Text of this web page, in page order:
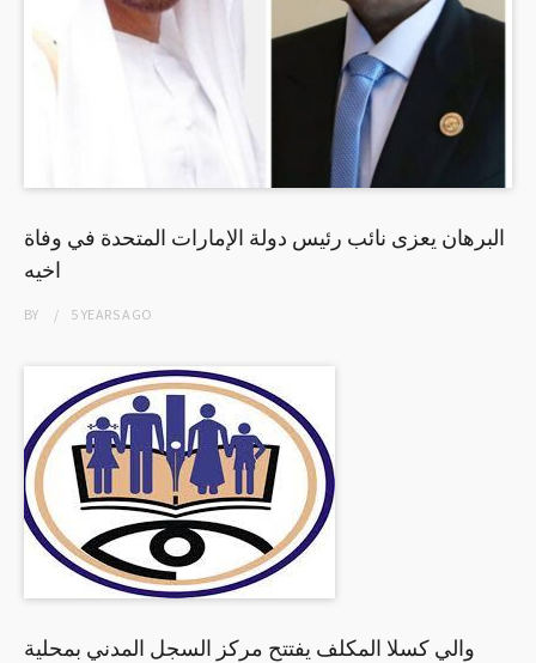
البرهان يعزى نائب رئيس دولة الإمارات المتحدة في وفاة
اخيه
BY 5 YEARSAGO
والي كسلا المكلف يفتتح مركز السجل المدني بمحلية